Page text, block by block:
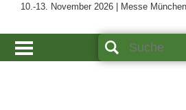
10.-13. November 2026 | Messe München